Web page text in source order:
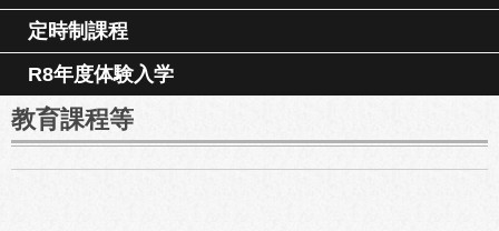
定時制課程
R8年度体験入学
教育課程等